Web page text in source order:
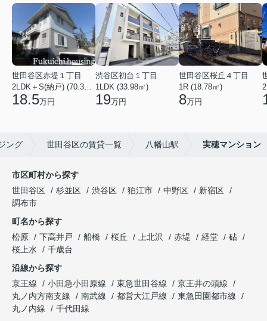
世田谷区赤堤１丁目
18.5万円
渋谷区初台１丁目
1LDK (33.98㎡)
19万円
世田谷区桜丘４丁目
1R (18.78㎡)
8万円
ング 世田谷区の賃貸一覧 八幡山駅 実穂マンション
市区町村から探す
世田谷区
杉並区 渋谷区 狛江市 中野区
新宿区
調布市
町名から探す
松原
下高井戸 船橋 桜丘 上北沢 赤堤 経堂
砧
桜上水
千歳台
沿線から探す
京王線
小田急小田原線 東急世田谷線
京王井の頭線
丸ノ内方南支線
南武線 都営大江戸線
東急田園都市線
丸ノ内線
千代田線